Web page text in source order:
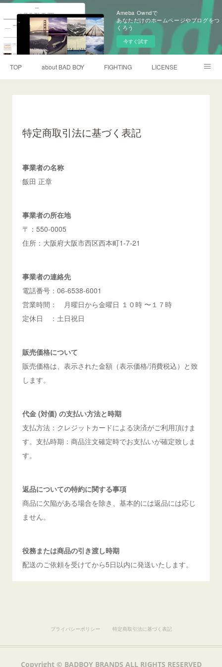
Ameba Owndで
あなただけのホームページやブログをつ
くろう
今すぐ試す
TOP about BAD BOY FIGHTING LICENSE
特定商取引法に基づく表記
事業者の名称
飯田 正章
事業者の所在地
〒：550-0005
住所：大阪府大阪市西区西本町1-7-21
事業者の連絡先
電話番号：06-6538-6001
営業時間： 月曜日から金曜日 １０時 〜１７時
定休日 ：土日祝日
販売価格について
販売価格は、表示された金額（表示価格/消費税込）と致
します。
代金 (対価) の支払い方法と時期
支払方法：クレジットカードによる決済がご利用頂けま
す。支払時期：商品注文確定時でお支払いが確定致しま
す。
返品についての特約に関する事項
商品に欠陥がある場合を除き、基本的には返品には応じ
ません。
役務または商品の引き渡し時期
配送のご依頼を受けてから5日以内に発送いたします。
プライバシーポリシー 特定商取引法に基づく表記
Copyright ©︎ BADBOY BRANDS ALL RIGHTS RESERVED